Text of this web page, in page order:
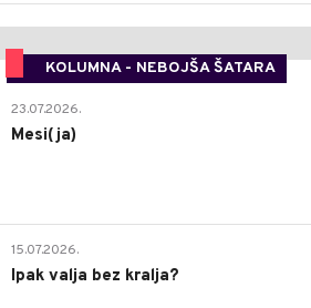
KOLUMNA - NEBOJŠA ŠATARA
23.07.2026.
Mesi(ja)
15.07.2026.
Ipak valja bez kralja?